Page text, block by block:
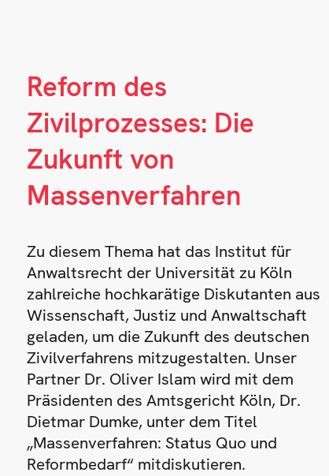
Reform des
Zivilprozesses: Die
Zukunft von
Massenverfahren
Zu diesem Thema hat das Institut für
Anwaltsrecht der Universität zu Köln
zahlreiche hochkarätige Diskutanten aus
Wissenschaft, Justiz und Anwaltschaft
geladen, um die Zukunft des deutschen
Zivilverfahrens mitzugestalten. Unser
Partner Dr. Oliver Islam wird mit dem
Präsidenten des Amtsgericht Köln, Dr.
Dietmar Dumke, unter dem Titel
„Massenverfahren: Status Quo und
Reformbedarf“ mitdiskutieren.